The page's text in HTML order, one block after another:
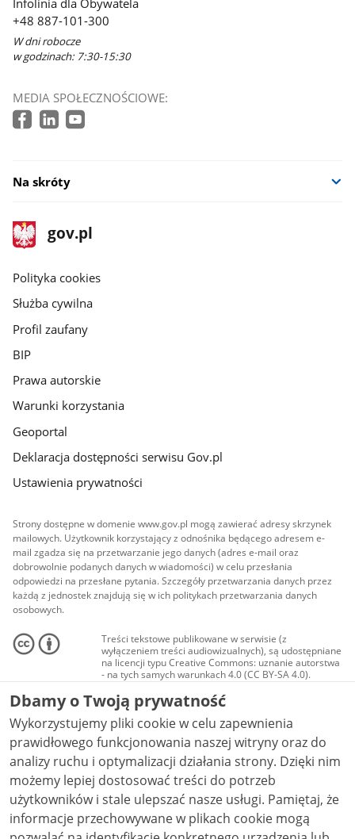
+48 887-101-300
W dni robocze
w godzinach: 7:30-15:30
MEDIA SPOŁECZNOŚCIOWE:
Na skróty
stopka
gov.pl
Strona
gov.pl
gov.pl
Polityka cookies
Służba cywilna
Profil zaufany
BIP
Prawa autorskie
Warunki korzystania
Geoportal
Deklaracja dostępności serwisu Gov.pl
Ustawienia prywatności
Strony dostępne w domenie www.gov.pl mogą zawierać adresy skrzynek
mailowych. Użytkownik korzystający z odnośnika będącego adresem e-
mail zgadza się na przetwarzanie jego danych (adres e-mail oraz
dobrowolnie podanych danych w wiadomości) w celu przesłania
odpowiedzi na przesłane pytania. Szczegóły przetwarzania danych przez
każdą z jednostek znajdują się w ich politykach przetwarzania danych
osobowych.
Treści tekstowe publikowane w serwisie (z
wyłączeniem treści audiowizualnych), są udostępniane
na licencji typu Creative Commons: uznanie autorstwa
- na tych samych warunkach 4.0 (CC BY-SA 4.0).
Materiały audiowizualne, w tym zdjęcia, materiały
audio i wideo, są udostępniane na licencji typu
Creative Commons: uznanie autorstwa użycie
niekomercyjne - bez utworów zależnych 4.0 (CC BY-
NC-ND 4.0), o ile nie jest to stwierdzone inaczej.
Dbamy o Twoją prywatność
Wykorzystujemy pliki cookie w celu zapewnienia
prawidłowego funkcjonowania naszej witryny oraz do
analizy ruchu i optymalizacji działania strony. Dzięki nim
możemy lepiej dostosować treści do potrzeb
użytkowników i stale ulepszać nasze usługi. Pamiętaj, że
informacje przechowywane w plikach cookie mogą